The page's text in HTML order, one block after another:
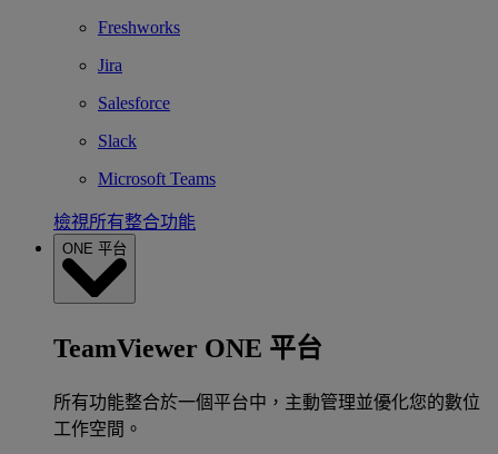
Freshworks
Jira
Salesforce
Slack
Microsoft Teams
檢視所有整合功能
ONE 平台
TeamViewer ONE 平台
所有功能整合於一個平台中，主動管理並優化您的數位
工作空間。